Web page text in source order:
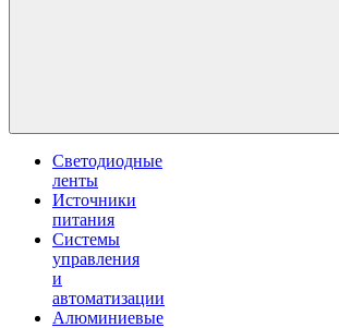
Светодиодные
ленты
Источники
питания
Системы
управления
и
автоматизации
Алюминиевые